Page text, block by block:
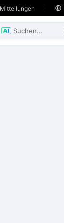
Mitteilungen 